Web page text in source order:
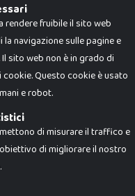
Ogni riproduzione o utilizzo non
Tutti i loghi, marchi,
dei rispettivi titolari.
differire da quanto esposto in
i.v.
rendere fruibile il sito web
navigazione sulle pagine e
sito web non è in grado di
Questo cookie è usato
e robot.
di misurare il traffico e
di migliorare il nostro